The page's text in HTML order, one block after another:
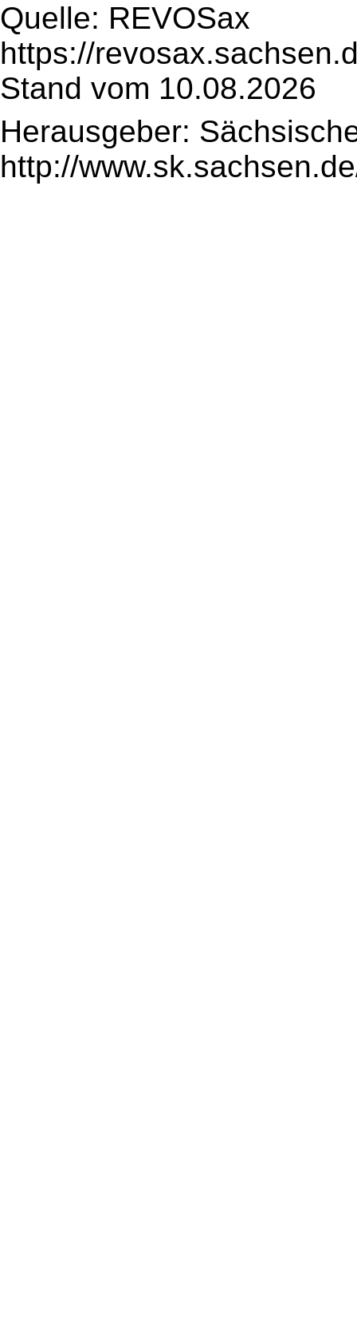
Quelle: REVOSax
https://
Stand vom 10.08.2026
Herausgeber:
http://